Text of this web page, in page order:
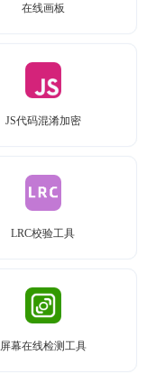
在线画板
JS代码混淆加密
LRC校验工具
屏幕在线检测工具